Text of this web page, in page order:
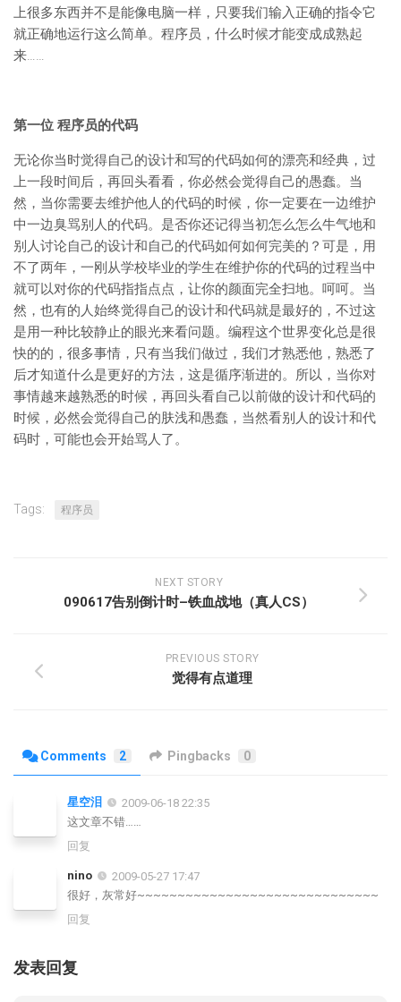
上很多东西并不是能像电脑一样，只要我们输入正确的指令它
就正确地运行这么简单。程序员，什么时候才能变成成熟起
来……
第一位 程序员的代码
无论你当时觉得自己的设计和写的代码如何的漂亮和经典，过
上一段时间后，再回头看看，你必然会觉得自己的愚蠢。当
然，当你需要去维护他人的代码的时候，你一定要在一边维护
中一边臭骂别人的代码。是否你还记得当初怎么怎么牛气地和
别人讨论自己的设计和自己的代码如何如何完美的？可是，用
不了两年，一刚从学校毕业的学生在维护你的代码的过程当中
就可以对你的代码指指点点，让你的颜面完全扫地。呵呵。当
然，也有的人始终觉得自己的设计和代码就是最好的，不过这
是用一种比较静止的眼光来看问题。编程这个世界变化总是很
快的的，很多事情，只有当我们做过，我们才熟悉他，熟悉了
后才知道什么是更好的方法，这是循序渐进的。所以，当你对
事情越来越熟悉的时候，再回头看自己以前做的设计和代码的
时候，必然会觉得自己的肤浅和愚蠢，当然看别人的设计和代
码时，可能也会开始骂人了。
Tags: 程序员
NEXT STORY
090617告别倒计时–铁血战地（真人CS）
PREVIOUS STORY
觉得有点道理
Comments 2 Pingbacks 0
星空泪
2009-06-18 22:35
这文章不错……
回复
nino
2009-05-27 17:47
很好，灰常好~~~~~~~~~~~~~~~~~~~~~~~~~~~~~~
回复
发表回复